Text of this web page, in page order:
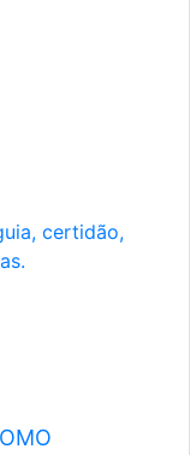
certidão,